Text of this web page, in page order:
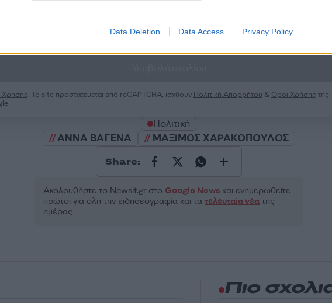
Data Deletion Data Access Privacy Policy
Χρήσης. Το site προστατεύεται από reCAPTCHA, ισχύουν Πολιτική Απορρήτου &Όροι Χρήσης της
Πολιτική
ΑΝΝΑ ΒΑΓΕΝΑ
ΜΑΞΙΜΟΣ ΧΑΡΑΚΟΠΟΥΛΟΣ
Share:
Ακολουθήστε το Νewsit.gr στο Google Newsκαι ενημερωθείτε
πρώτοι για όλη την ειδησεογραφία και τα τελευταία νέατης
ημέρας
Πιο